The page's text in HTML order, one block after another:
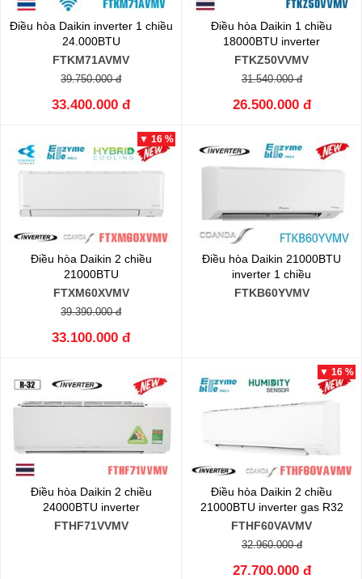
Điều hòa Daikin inverter 1 chiều
24.000BTU
FTKM71AVMV
39.750.000 đ
33.400.000 đ
Điều hòa Daikin 1 chiều
18000BTU inverter
FTKZ50VVMV
31.540.000 đ
26.500.000 đ
▼ 16 %
Điều hòa Daikin 2 chiều
21000BTU
FTXM60XVMV
39.390.000 đ
33.100.000 đ
Điều hòa Daikin 21000BTU
inverter 1 chiều
FTKB60YVMV
Điều hòa Daikin 2 chiều
24000BTU inverter
FTHF71VVMV
▼ 16 %
Điều hòa Daikin 2 chiều
21000BTU inverter gas R32
FTHF60VAVMV
32.960.000 đ
27.700.000 đ